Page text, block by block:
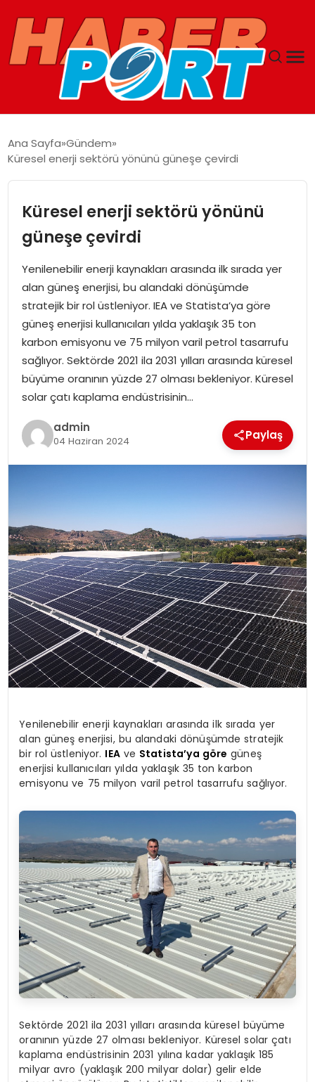
YAŞAM
SAĞLIK
MAGAZIN
EĞITIM
OTOMOBIL
Ana Sayfa Gündem
Küresel enerji sektörü yönünü güneşe çevirdi
Küresel enerji sektörü yönünü
güneşe çevirdi
Yenilenebilir enerji kaynakları arasında ilk sırada yer
alan güneş enerjisi, bu alandaki dönüşümde
stratejik bir rol üstleniyor. IEA ve Statista’ya göre
güneş enerjisi kullanıcıları yılda yaklaşık 35 ton
karbon emisyonu ve 75 milyon varil petrol tasarrufu
sağlıyor. Sektörde 2021 ila 2031 yılları arasında küresel
büyüme oranının yüzde 27 olması bekleniyor. Küresel
solar çatı kaplama endüstrisinin…
admin
04 Haziran 2024 Paylaş
Yenilenebilir enerji kaynakları arasında ilk sırada yer
alan güneş enerjisi, bu alandaki dönüşümde stratejik
bir rol üstleniyor. IEAve Statista’ya göre güneş
enerjisi kullanıcıları yılda yaklaşık 35 ton karbon
emisyonu ve 75 milyon varil petrol tasarrufu sağlıyor.
Sektörde 2021 ila 2031 yılları arasında küresel büyüme
oranının yüzde 27 olması bekleniyor. Küresel solar çatı
kaplama endüstrisinin 2031 yılına kadar yaklaşık 185
milyar avro (yaklaşık 200 milyar dolar) gelir elde